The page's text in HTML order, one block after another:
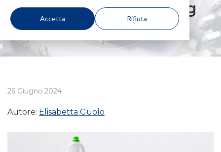
Accetta Rifiuta
contro il Greenwashing
26 Giugno 2024
Autore: Elisabetta Guolo